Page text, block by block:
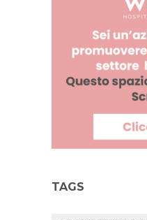
TAGS